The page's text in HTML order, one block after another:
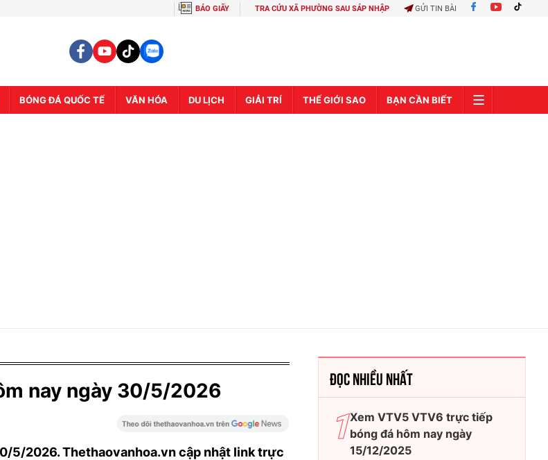
BÁO GIẤY TRA CỨU XÃ PHƯỜNG SAU SÁP NHẬP GỬI TIN BÀI
BÓNG ĐÁ QUỐC TẾ VĂN HÓA DU LỊCH GIẢI TRÍ THẾ GIỚI SAO BẠN CẦN BIẾT
nay ngày 30/5/2026
5/2026. Thethaovanhoa.vn cập nhật link trực
ĐỌC NHIỀU NHẤT
Xem VTV5 VTV6 trực tiếp
bóng đá hôm nay ngày
15/12/2025